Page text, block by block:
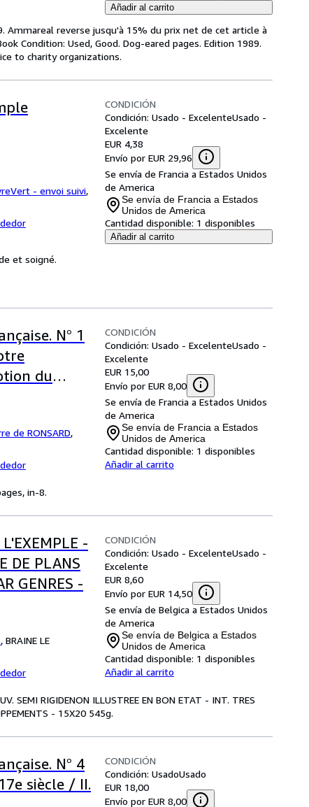
Añadir al carrito
Ammareal reverse jusqu'à 15% du prix net de cet article à
Condition: Used, Good. Dog-eared pages. Edition 1989.
to charity organizations.
- envoi suivi,
CONDICIÓN
Condición: Usado - ExcelenteUsado -
Excelente
EUR 4,38
Envío por EUR 29,96
Se envía de Francia a Estados Unidos
de America
Se envía de Francia a Estados
Unidos de America
Cantidad disponible: 1 disponibles
Añadir al carrito
et soigné.
N° 1
du
-
siècle :
le
de RONSARD,
CONDICIÓN
Condición: Usado - ExcelenteUsado -
Excelente
EUR 15,00
Envío por EUR 8,00
Se envía de Francia a Estados Unidos
de America
Se envía de Francia a Estados
Unidos de America
Cantidad disponible: 1 disponibles
Añadir al carrito
in-8.
-
DE PLANS
GENRES -
, BRAINE LE
CONDICIÓN
Condición: Usado - ExcelenteUsado -
Excelente
EUR 8,60
Envío por EUR 14,50
Se envía de Belgica a Estados Unidos
de America
Se envía de Belgica a Estados
Unidos de America
Cantidad disponible: 1 disponibles
Añadir al carrito
SEMI RIGIDENON ILLUSTREE EN BON ETAT - INT. TRES
- 15X20 545g.
N° 4
siècle / II.
CONDICIÓN
Condición: UsadoUsado
EUR 18,00
Envío por EUR 8,00